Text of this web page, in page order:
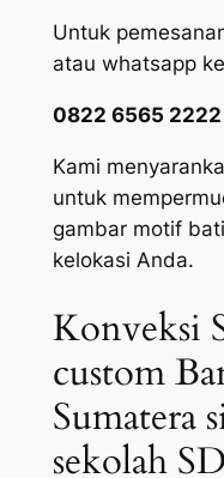
Untuk
atau whatsapp
0822 6565
Kami
untuk
gambar motif
kelokasi Anda.
Konveksi
custom
Sumatera
sekolah